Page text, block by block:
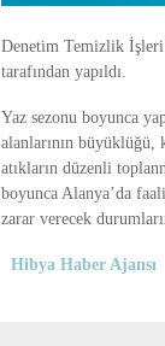
Denetim Temizlik İşleri
tarafından yapıldı.
Yaz sezonu boyunca
alanlarının büyüklüğü,
atıkların düzenli
boyunca Alanya’da
zarar verecek
Hibya Haber Ajansı